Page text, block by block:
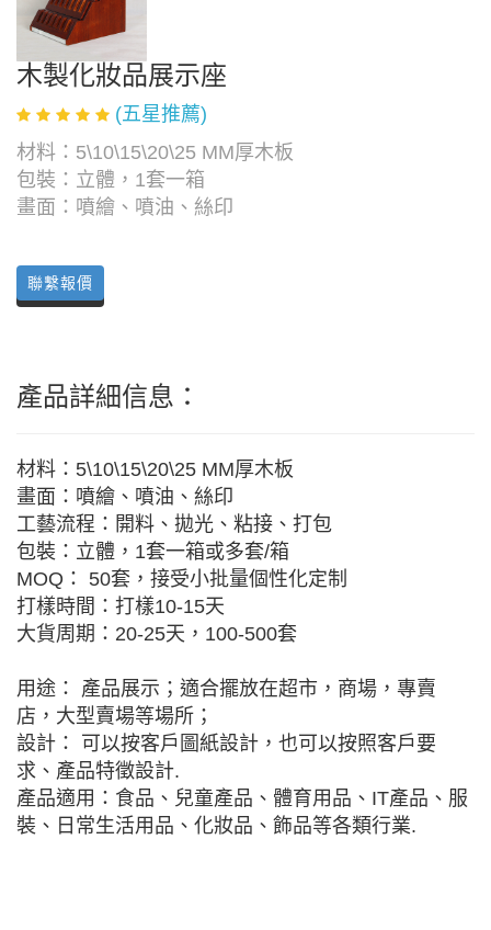
木製化妝品展示座
(五星推薦)
材料：5\10\15\20\25 MM厚木板
包裝：立體，1套一箱
畫面：噴繪、噴油、絲印
聯繫報價
產品詳細信息：
材料：5\10\15\20\25 MM厚木板
畫面：噴繪、噴油、絲印
工藝流程：開料、拋光、粘接、打包
包裝：立體，1套一箱或多套/箱
MOQ： 50套，接受小批量個性化定制
打樣時間：打樣10-15天
大貨周期：20-25天，100-500套
用途： 產品展示；適合擺放在超市，商場，專賣
店，大型賣場等場所；
設計： 可以按客戶圖紙設計，也可以按照客戶要
求、產品特徵設計.
產品適用：食品、兒童產品、體育用品、IT產品、服
裝、日常生活用品、化妝品、飾品等各類行業.